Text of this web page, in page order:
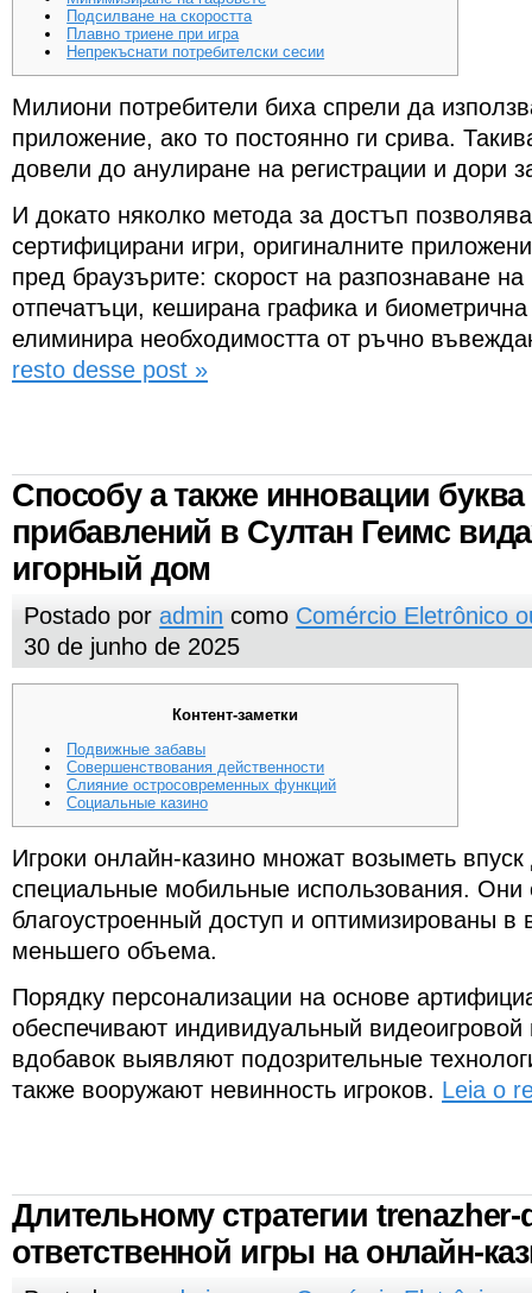
Подсилване на скоростта
Плавно триене при игра
Непрекъснати потребителски сесии
Милиони потребители биха спрели да
приложение, ако то постоянно ги срива.
довели до анулиране на регистрации и дори
И докато няколко метода за достъп
сертифицирани игри, оригиналните
пред браузърите: скорост на разпознаване
отпечатъци, кеширана графика и биометрична
елиминира необходимостта от ръчно
resto desse post »
Способу а также инновации
прибавлений в Султан Геимс
игорный дом
Postado poradmin como Comércio Eletrônico
30 de junho de 2025
Контент-заметки
Подвижные забавы
Совершенствования действенности
Слияние остросовременных функций
Социальные казино
Игроки онлайн-казино множат возыметь
специальные мобильные использования. Они
благоустроенный доступ и оптимизированы в
меньшего объема.
Порядку персонализации на основе
обеспечивают индивидуальный
вдобавок выявляют подозрительные
также вооружают невинность игроков. Leia o
Длительному стратегии trenazher-
ответственной игры на онлайн-